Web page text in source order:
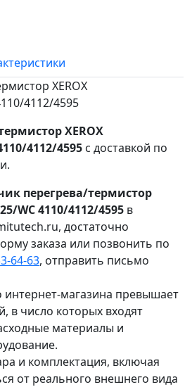
XEROX
4112/4595
XEROX
4112/4595 с доставкой по
перегрева/термистор
WC 4110/4112/4595 в
достаточно
заказа или позвонить по
64-63, отправить письмо
магазина превышает
в число которых входят
материалы и
и комплектация, включая
от реального внешнего вида